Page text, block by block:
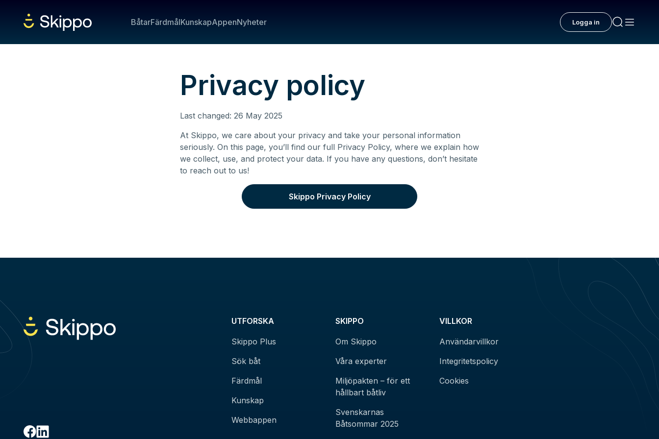
BåtarFärdmålKunskapAppenNyheter Logga in
Privacy policy
Last changed: 26 May 2025
At Skippo, we care about your privacy and take your personal information
seriously. On this page, you’ll find our full Privacy Policy, where we explain how
we collect, use, and protect your data. If you have any questions, don’t hesitate
to reach out to us!
Skippo Privacy Policy
UTFORSKA
Skippo Plus
Sök båt
Färdmål
Kunskap
Webbappen
SKIPPO
Om Skippo
Våra experter
Miljöpakten – för ett
hållbart båtliv
Svenskarnas
Båtsommar 2025
VILLKOR
Användarvillkor
Integritetspolicy
Cookies